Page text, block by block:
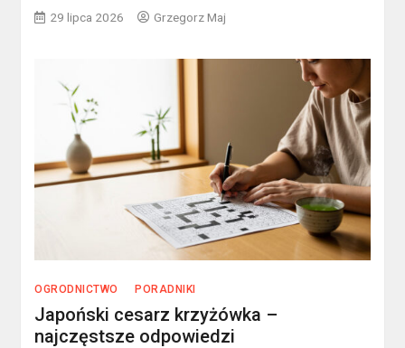
29 lipca 2026 Grzegorz Maj
OGRODNICTWO PORADNIKI
Japoński cesarz krzyżówka –
najczęstsze odpowiedzi